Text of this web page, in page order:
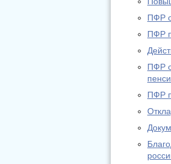
ПФР
ПФР
ПФР
ПФР